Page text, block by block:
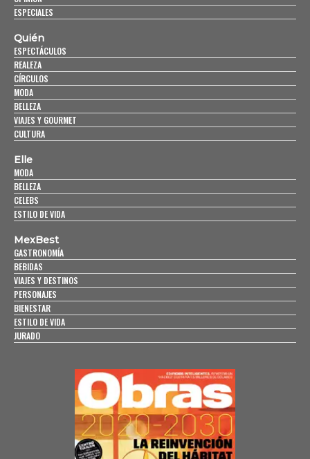
ESPECIALES
Quién
ESPECTÁCULOS
REALEZA
CÍRCULOS
MODA
BELLEZA
VIAJES Y GOURMET
CULTURA
Elle
MODA
BELLEZA
CELEBS
ESTILO DE VIDA
MexBest
GASTRONOMÍA
BEBIDAS
VIAJES Y DESTINOS
PERSONAJES
BIENESTAR
ESTILO DE VIDA
JURADO